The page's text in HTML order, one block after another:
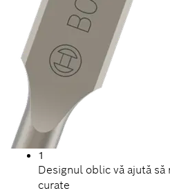
1
Designul oblic vă ajută
curate